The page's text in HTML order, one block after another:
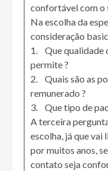
confortável com o
Na escolha da
consideração
1. Que qualidade
permite ?
2. Quais são as
remunerado ?
3. Que tipo de
A terceira
escolha, já que vai
por muitos anos,
contato seja